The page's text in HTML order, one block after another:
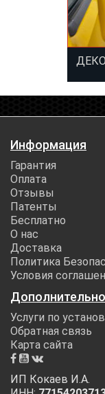
Информация
Гарантия
Оплата
Отзывы
Патенты
Бесплатно
О нас
Доставка
Политика
Условия
Дополнительно
Услуги по
Обратная связь
Карта сайта
ИП Кокаев И.А.